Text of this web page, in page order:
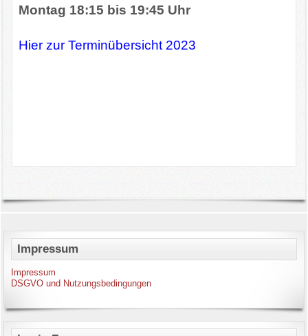
Montag 18:15 bis 19:45 Uhr
Hier zur Terminübersicht 2023
Impressum
Impressum
DSGVO und Nutzungsbedingungen